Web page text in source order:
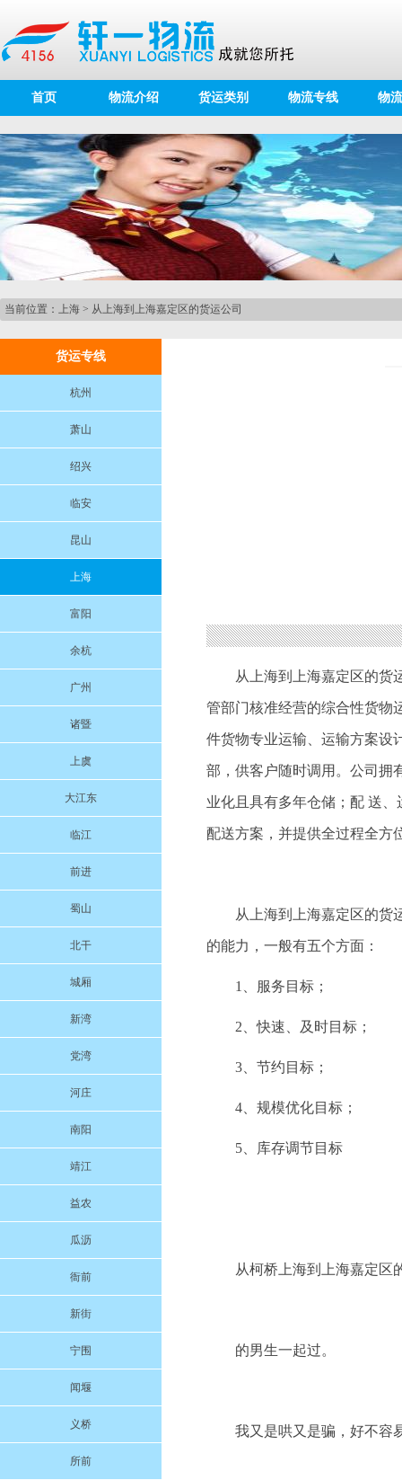
首页 物流介绍 货运类别 物流专线 物
当前位置： 上海 > 从上海到上海嘉定区的货运公司
货运专线
杭州
萧山
绍兴
临安
昆山
上海
富阳
余杭
广州
诸暨
上虞
大江东
临江
前进
蜀山
北干
城厢
新湾
党湾
河庄
南阳
靖江
益农
瓜沥
衙前
新街
宁围
闻堰
义桥
所前
从上海到上海嘉定区的货
管部门核准经营的综合性货物
件货物专业运输、运输方案设
部，供客户随时调用。公司拥
业化且具有多年仓储；配 送
配送方案，并提供全过程全方
从上海到上海嘉定区的货
的能力，一般有五个方面：
1、服务目标；
2、快速、及时目标；
3、节约目标；
4、规模优化目标；
5、库存调节目标
从柯桥上海到上海嘉定区
的男生一起过。
我又是哄又是骗，好不容